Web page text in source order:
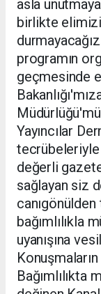
asla
birlikte elimizi
programın
geçmesinde
Yayıncılar
değerli
sağlayan siz
bağımlılıkla
uyanışına
Bağımlılıkta